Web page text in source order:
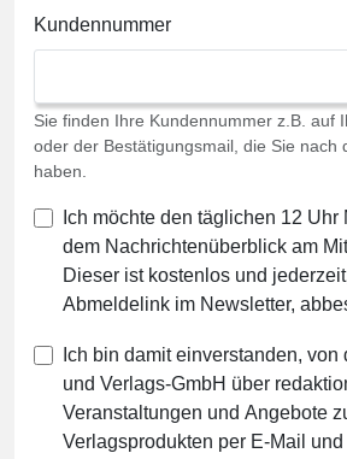
Kundennummer
Sie finden Ihre Kundennummer z.B. auf
oder der Bestätigungsmail, die Sie nach
haben.
Ich möchte den täglichen 12 Uhr
dem Nachrichtenüberblick am
Dieser ist kostenlos und
Abmeldelink im Newsletter,
Ich bin damit einverstanden, von
und Verlags-GmbH über
Veranstaltungen und Angebote
Verlagsprodukten per E-Mail und